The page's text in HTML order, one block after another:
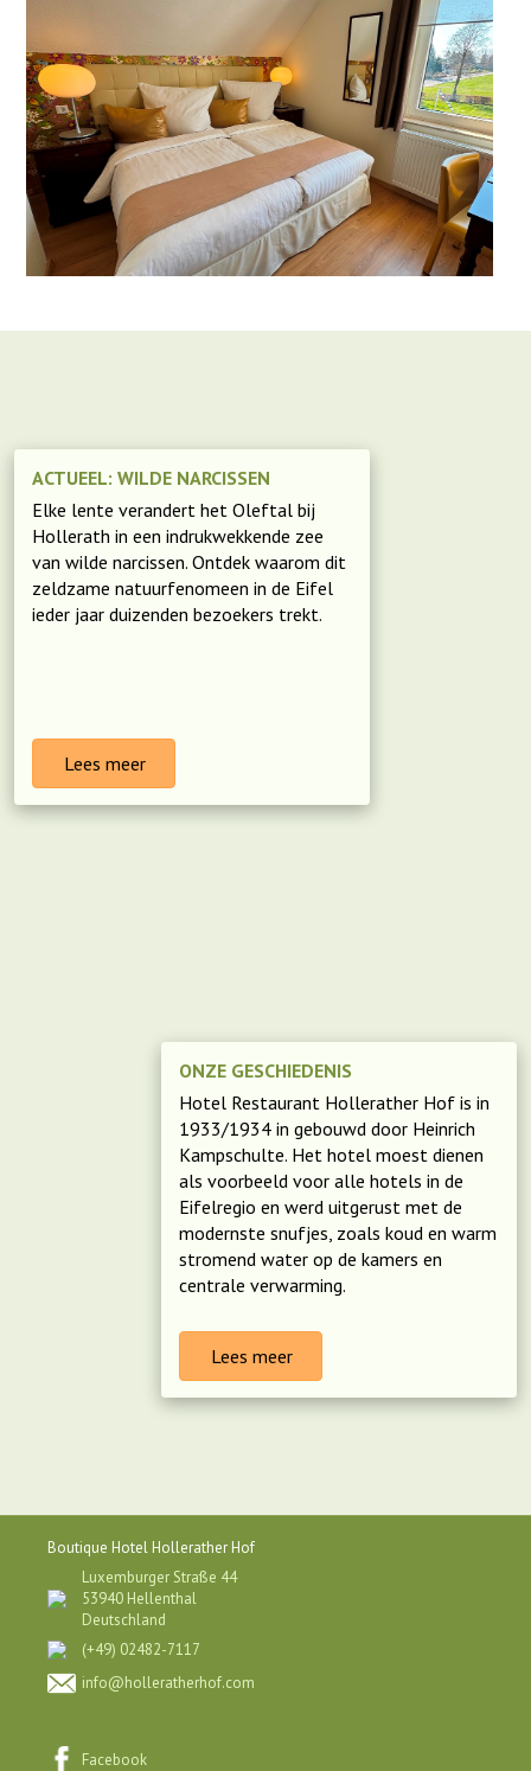
ACTUEEL: WILDE NARCISSEN
Elke lente verandert het Oleftal bij
Hollerath in een indrukwekkende zee
van wilde narcissen. Ontdek waarom dit
zeldzame natuurfenomeen in de Eifel
ieder jaar duizenden bezoekers trekt.
Lees meer
ONZE GESCHIEDENIS
Hotel Restaurant Hollerather Hof is in
1933/1934 in gebouwd door Heinrich
Kampschulte. Het hotel moest dienen
als voorbeeld voor alle hotels in de
Eifelregio en werd uitgerust met de
modernste snufjes, zoals koud en warm
stromend water op de kamers en
centrale verwarming.
Lees meer
Boutique Hotel Hollerather Hof
Luxemburger Straße 44
53940 Hellenthal
Deutschland
(+49) 02482-7117
info@holleratherhof.com
Facebook